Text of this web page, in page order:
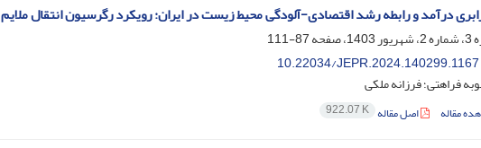
درآمد و رابطه رشد اقتصادی-آلودگی محیط زیست در ایران: رویکرد رگرسیون انتقال ملایم
صفحه
87-111
10.22034/JEPR.2024.140299.1167
فراهتی؛ فرزانه ملکی
مقاله اصل مقاله 922.07 K